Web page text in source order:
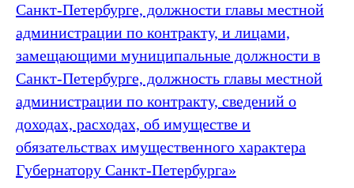
Санкт‑Петербурге, должности главы местной
администрации по контракту, и лицами,
замещающими муниципальные должности в
Санкт‑Петербурге, должность главы местной
администрации по контракту, сведений о
доходах, расходах, об имуществе и
обязательствах имущественного характера
Губернатору Санкт‑Петербурга»